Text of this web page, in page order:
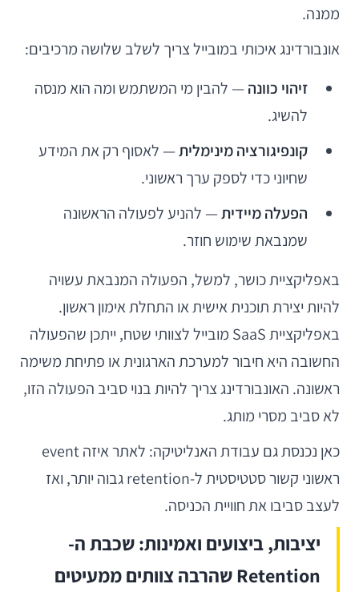
ממנה.
אונבורדינג איכותי במובייל צריך לשלב שלושה מרכיבים:
זיהוי כוונה — להבין מי המשתמש ומה הוא מנסה
להשיג.
קונפיגורציה מינימלית— לאסוף רק את המידע
שחיוני כדי לספק ערך ראשוני.
הפעלה מיידית— להניע לפעולה הראשונה
שמנבאת שימוש חוזר.
באפליקציית כושר, למשל, הפעולה המנבאת עשויה
להיות יצירת תוכנית אישית או התחלת אימון ראשון.
באפליקציית SaaS מובייל לצוותי שטח, ייתכן שהפעולה
החשובה היא חיבור למערכת הארגונית או פתיחת משימה
ראשונה. האונבורדינג צריך להיות בנוי סביב הפעולה הזו,
לא סביב מסרי מותג.
כאן נכנסת גם עבודת האנליטיקה: לאתר איזה event
ראשוני קשור סטטיסטית ל-retention גבוה יותר, ואז
לעצב סביבו את חוויית הכניסה.
יציבות, ביצועים ואמינות: שכבת ה-
Retention שהרבה צוותים ממעיטים